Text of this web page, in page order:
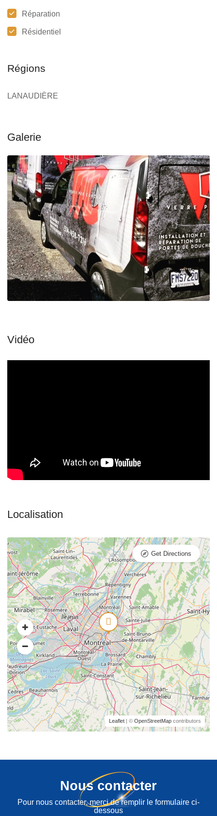
Réparation
Résidentiel
Régions
LANAUDIÈRE
Leaflet | © OpenStreetMap contributors
Get Directions
Nous contacter
Pour nous contacter, merci de remplir le formulaire ci-
dessous